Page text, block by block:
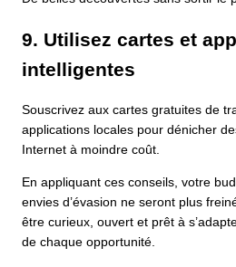
9. Utilisez cartes et
intelligentes
Souscrivez aux cartes gratuites de
applications locales pour dénicher
Internet à moindre coût.
En appliquant ces conseils, votre
envies d’évasion ne seront plus
être curieux, ouvert et prêt à
de chaque opportunité.